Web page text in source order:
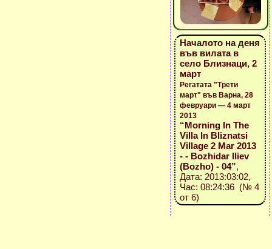
Началото на деня
във вилата в
село Близнаци, 2
март
Регатата "Трети
март" във Варна, 28
февруари — 4 март
2013
“Morning In The
Villa In Bliznatsi
Village 2 Mar 2013
- - Bozhidar Iliev
(Bozho) - 04”,
Дата: 2013:03:02,
Час: 08:24:36 (№ 4
от 6)